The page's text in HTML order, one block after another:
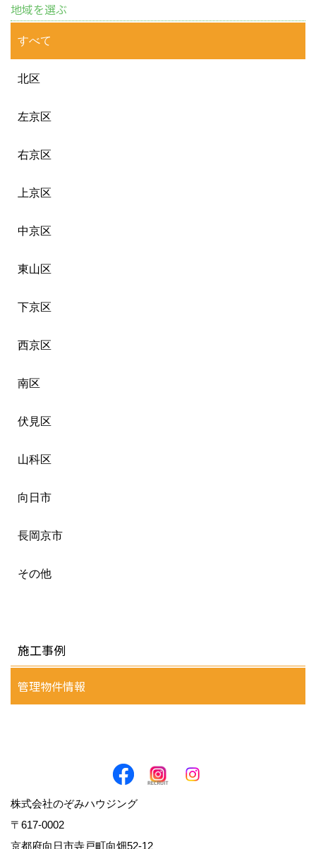
地域を選ぶ
すべて
北区
左京区
右京区
上京区
中京区
東山区
下京区
西京区
南区
伏見区
山科区
向日市
長岡京市
その他
施工事例
管理物件情報
株式会社のぞみハウジング
〒617-0002
京都府向日市寺戸町向畑52-12